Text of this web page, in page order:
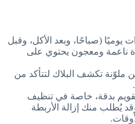
(صباحًا، وبعد الأكل، وقبل
ناعمة ومعجون يحتوي على
ملوّنة تكشف البلاك لتتأكد من
بدقة، خاصة في تنظيف
يُطلب منك إزالة الأربطة